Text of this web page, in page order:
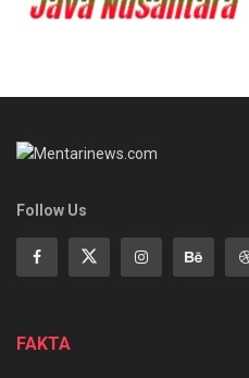
Follow Us
FAKTA